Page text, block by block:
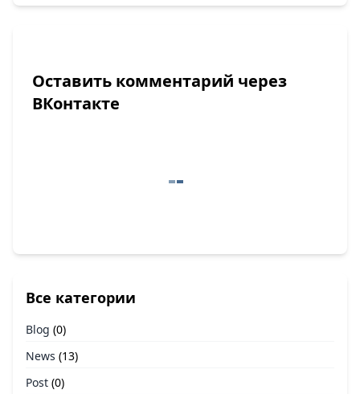
Оставить комментарий через
ВКонтакте
Все категории
Blog (0)
News (13)
Post (0)